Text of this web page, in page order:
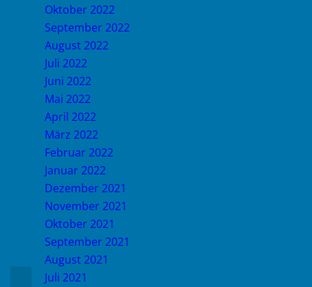
Oktober 2022
September 2022
August 2022
Juli 2022
Juni 2022
Mai 2022
April 2022
März 2022
Februar 2022
Januar 2022
Dezember 2021
November 2021
Oktober 2021
September 2021
August 2021
Juli 2021